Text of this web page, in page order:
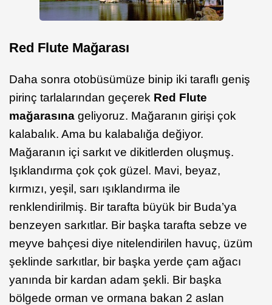
Red Flute Mağarası
Daha sonra otobüsümüze binip iki taraflı geniş
pirinç tarlalarından geçerek Red Flute
mağarasına geliyoruz. Mağaranın girişi çok
kalabalık. Ama bu kalabalığa değiyor.
Mağaranın içi sarkıt ve dikitlerden oluşmuş.
Işıklandırma çok çok güzel. Mavi, beyaz,
kırmızı, yeşil, sarı ışıklandırma ile
renklendirilmiş. Bir tarafta büyük bir Buda’ya
benzeyen sarkıtlar. Bir başka tarafta sebze ve
meyve bahçesi diye nitelendirilen havuç, üzüm
şeklinde sarkıtlar, bir başka yerde çam ağacı
yanında bir kardan adam şekli. Bir başka
bölgede orman ve ormana bakan 2 aslan